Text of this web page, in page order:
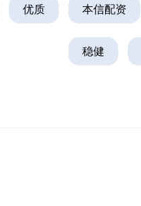
优质 本信配资
稳健